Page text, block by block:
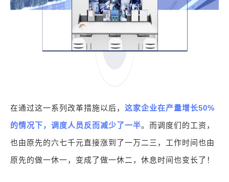
在通过这一系列改革措施以后， 这家企业在产量增长50%
的情况下，调度人员反而减少了一半。而调度们的工资，
也由原先的六七千元直接涨到了一万二三，工作时间也由
原先的做一休一，变成了做一休二，休息时间也变长了！